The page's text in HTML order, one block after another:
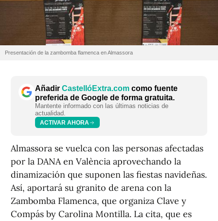
Presentación de la zambomba flamenca en Almassora
Añadir CastellóExtra.com como fuente
preferida de Google de forma gratuita.
Mantente informado con las últimas noticias de
actualidad.
ACTIVAR AHORA
Almassora se vuelca con las personas afectadas
por la DANA en València aprovechando la
dinamización que suponen las fiestas navideñas.
Así, aportará su granito de arena con la
Zambomba Flamenca, que organiza Clave y
Compás by Carolina Montilla. La cita, que es